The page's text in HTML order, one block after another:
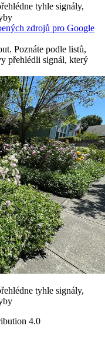
tyhle signály,
zdrojů pro Google
Poznáte podle listů,
přehlédli signál, který
tyhle signály,
4.0